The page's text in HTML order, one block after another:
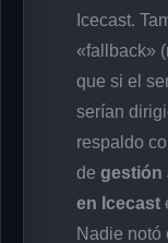
Icecast.
«fallback»
que si el
serían
respaldo
de gestión
en Icecast
Nadie notó